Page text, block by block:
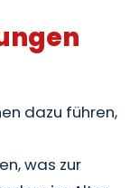
dazu führen,
was zur